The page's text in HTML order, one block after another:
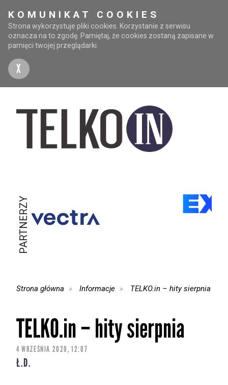
KOMUNIKAT COOKIES
Strona wykorzystuje pliki cookies. Korzystanie z serwisu
oznacza na to zgodę. Pamiętaj, że cookies zostaną zapisane w
pamięci twojej przeglądarki.
X
PARTNERZY
Strona główna Informacje TELKO.in – hity sierpnia
TELKO.in – hity sierpnia
4 WRZEŚNIA 2020, 12:07
Ł.D.